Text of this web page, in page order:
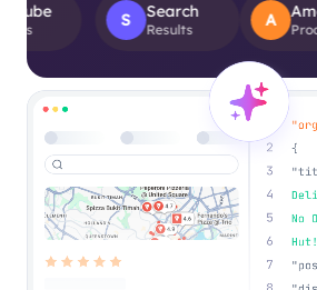
Search
Results
Amazon
Products